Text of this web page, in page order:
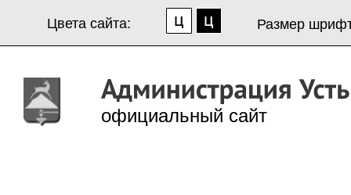
Цвета сайта: Размер
официальный сайт